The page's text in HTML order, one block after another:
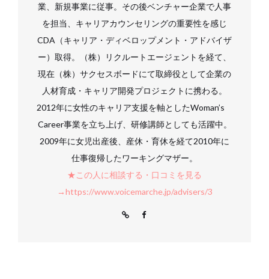
業、新規事業に従事。その後ベンチャー企業で人事
を担当、キャリアカウンセリングの重要性を感じ
CDA（キャリア・ディベロップメント・アドバイザ
ー）取得。（株）リクルートエージェントを経て、
現在（株）サクセスボードにて取締役として企業の
人材育成・キャリア開発プロジェクトに携わる。
2012年に女性のキャリア支援を軸としたWoman’s
Career事業を立ち上げ、研修講師としても活躍中。
2009年に女児出産後、産休・育休を経て2010年に
仕事復帰したワーキングマザー。
★この人に相談する・口コミを見る
→https://www.voicemarche.jp/advisers/3